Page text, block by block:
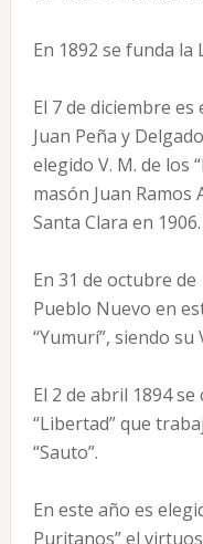
En 1892 se funda la
El 7 de diciembre es
Juan Peña y
elegido V. M. de los
masón Juan Ramos
Santa Clara en 1906.
En 31 de octubre
Pueblo Nuevo en
“Yumurí”, siendo su
El 2 de abril 1894
“Libertad” que
“Sauto”.
En este año es
Puritanos” el